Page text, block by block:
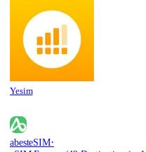
Yesim
abesteSIM·